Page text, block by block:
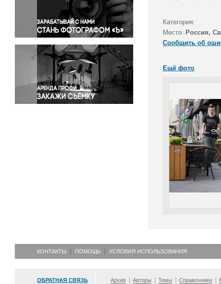
Правосудие
Происшествия и конфликты
Религия
Светская жизнь
Спорт
Экология
Экономика и бизнес
Категория:
Место: Россия,
Сообщить об
Ещё фото
КОНТАКТЫ ПОМОЩЬ УСЛОВИЯ ИСПОЛЬЗОВАНИЯ
ОБРАТНАЯ СВЯЗЬ Архив Авторы Темы Справочники